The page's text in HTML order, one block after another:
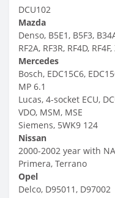
DCU102
Mazda
Denso, B5E1, B5F3,
RF2A, RF3R, RF4D,
Mercedes
Bosch, EDC15C6,
MP 6.1
Lucas, 4-socket ECU,
VDO, MSM, MSE
Siemens, 5WK9 124
Nissan
2000-2002 year with
Primera, Terrano
Opel
Delco, D95011, D97002